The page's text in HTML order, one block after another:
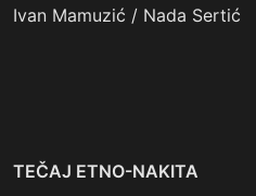
Ivan Mamuzić / Nada Sertić
TEČAJ ETNO-NAKITA